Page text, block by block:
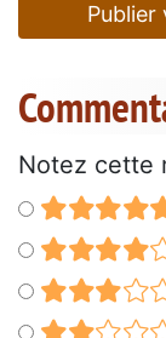
Notez cette